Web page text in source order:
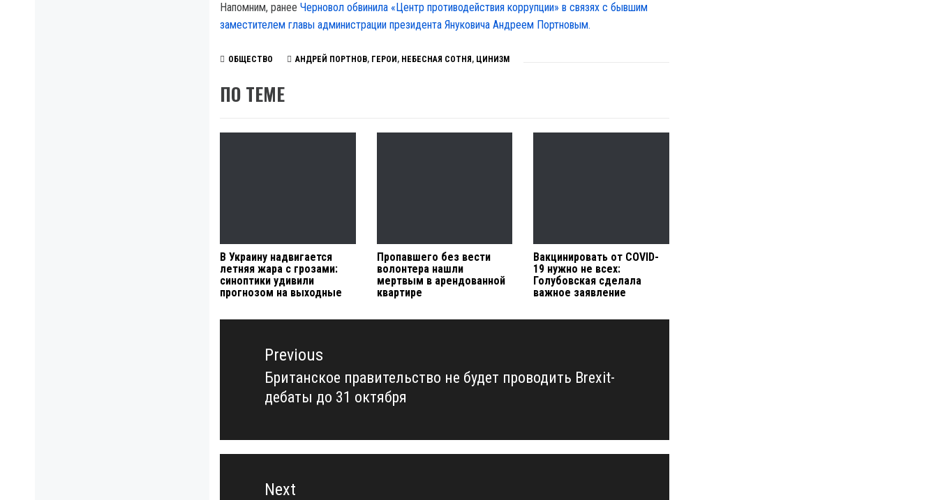
Напомним, ранее Черновол обвинила «Центр противодействия коррупции» в связях с бывшим
заместителем главы администрации президента Януковича Андреем Портновым.
ОБЩЕСТВО АНДРЕЙ ПОРТНОВ, ГЕРОИ , НЕБЕСНАЯ СОТНЯ , ЦИНИЗМ
ПО ТЕМЕ
В Украину надвигается
летняя жара с грозами:
синоптики удивили
прогнозом на выходные
Пропавшего без вести
волонтера нашли
мертвым в арендованной
квартире
Вакцинировать от COVID-
19 нужно не всех:
Голубовская сделала
важное заявление
Навигация
записямPrevious
Previous
post:
Британское правительство не будет проводить Brexit-
дебаты до 31 октября
Next